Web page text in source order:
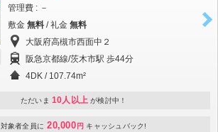
管理費 : －
敷金 無料 / 礼金 無料
大阪府高槻市西面中２
阪急京都線/茨木市駅 歩44分
4DK / 107.74m²
ただいま 10人以上 が検討中！
対象者全員に 20,000 円 キャッシュバック!